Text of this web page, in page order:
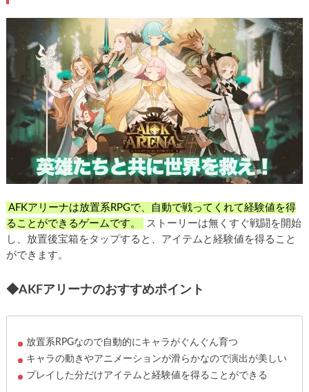
AFKアリーナは放置系RPGで、自動で戦ってくれて経験値を得
ることができるゲームです。
ストーリーは無くすぐ戦闘を開始
し、放置後宝箱をタップすると、アイテムと経験値を得ること
ができます。
◆AKFアリーナのおすすめポイント
放置系RPGなので自動的にキャラがぐんぐん育つ
キャラの動きやアニメーションが滑らかなので演出が美しい
プレイした分だけアイテムと経験値を得ることができる